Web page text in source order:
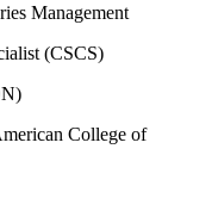
Management
(CSCS)
College of